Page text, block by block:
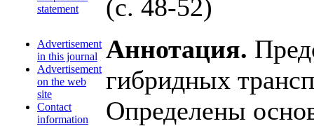
statement
Advertisement
in this journal
Advertisement
on the web
site
Contact
information
(с. 48-52)
Аннотация.
гибридных
Определены